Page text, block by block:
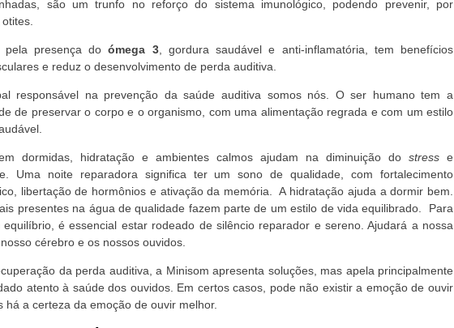
são um trunfo no reforço do sistema imunológico, podendo prevenir, por
pela presença doómega 3, gordura saudável e anti-inflamatória, tem benefícios
e reduz o desenvolvimento de perda auditiva.
responsável na prevenção da saúde auditiva somos nós. O ser humano tem a
de preservar o corpo e o organismo, com uma alimentação regrada e com um estilo
dormidas, hidratação e ambientes calmos ajudam na diminuição do stress e
Uma noite reparadora significa ter um sono de qualidade, com fortalecimento
libertação de hormônios e ativação da memória. A hidratação ajuda a dormir bem.
presentes na água de qualidade fazem parte de um estilo de vida equilibrado. Para
equilíbrio, é essencial estar rodeado de silêncio reparador e sereno. Ajudará a nossa
cérebro e os nossos ouvidos.
da perda auditiva, a Minisom apresenta soluções, mas apela principalmente
atento à saúde dos ouvidos. Em certos casos, pode não existir a emoção de ouvir
há a certeza da emoção de ouvir melhor.